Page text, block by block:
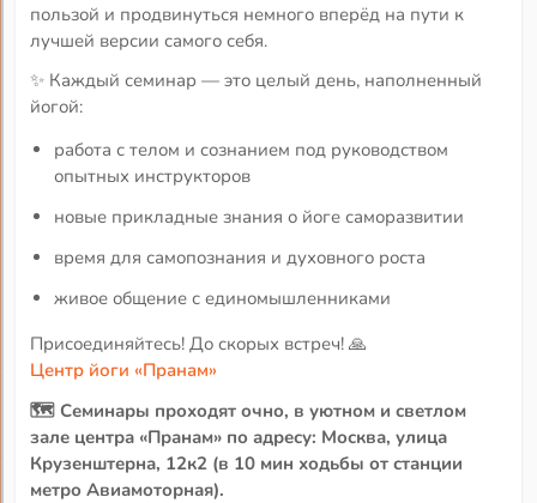
пользой и продвинуться немного вперёд на пути к
лучшей версии самого себя.
✨ Каждый семинар — это целый день, наполненный
йогой:
работа с телом и сознанием под руководством
опытных инструкторов
новые прикладные знания о йоге саморазвитии
время для самопознания и духовного роста
живое общение с единомышленниками
Присоединяйтесь! До скорых встреч! 🙏
Центр йоги «Пранам»
🗺️ Семинары проходят очно, в уютном и светлом
зале центра «Пранам» по адресу: Москва, улица
Крузенштерна, 12к2 (в 10 мин ходьбы от станции
метро Авиамоторная).